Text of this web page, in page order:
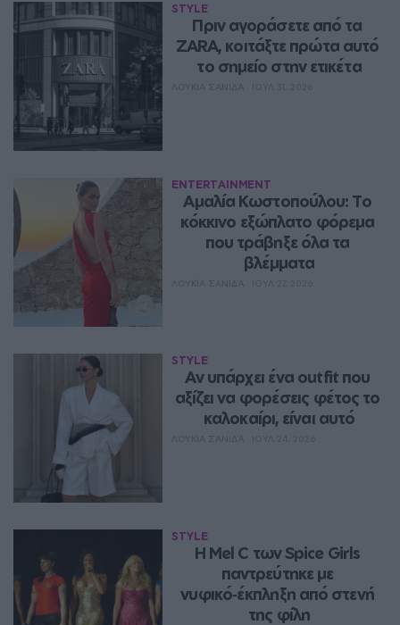
STYLE
Πριν αγοράσετε από τα
ZARA, κοιτάξτε πρώτα αυτό
το σημείο στην ετικέτα
ENTERTAINMENT
Αμαλία Κωστοπούλου: Το
κόκκινο εξώπλατο φόρεμα
που τράβηξε όλα τα
βλέμματα
STYLE
Αν υπάρχει ένα outfit που
αξίζει να φορέσεις φέτος το
καλοκαίρι, είναι αυτό
STYLE
Η Mel C των Spice Girls
παντρεύτηκε με
νυφικό‑έκπληξη από στενή
της φίλη